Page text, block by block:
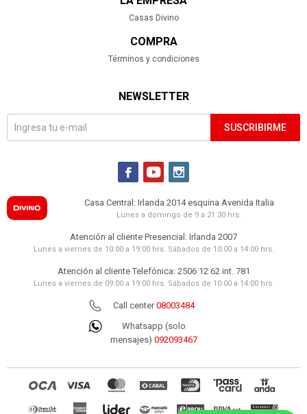
Casas Divino
COMPRA
Términos y condiciones
NEWSLETTER
SUSCRIBIRME
  
Casa Central: Irlanda 2014 esquina Avenida Italia
Lunes a domingo de 9 a 21:30 hrs.
Atención al cliente Presencial: Irlanda 2007
Lunes a viernes de 10:00 a 19:00 hrs. Sábados de 10:00 a 14:00 hrs.
Atención al cliente Telefónica: 2506 12 62 int. 781
Lunes a viernes de 09:00 a 19:00 hrs. Sábados de 10:00 a 14:00 hrs.
Call center08003484
Whatsapp (solo
mensajes) 092093467